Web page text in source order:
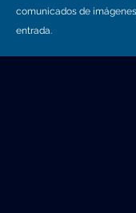
comunicados de
entrada.